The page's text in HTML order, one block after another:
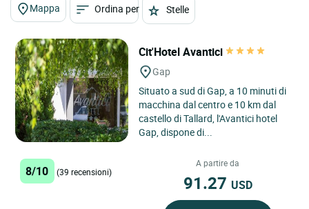
Mappa Ordina per Stelle
Cit'Hotel Avantici
Gap
Situato a sud di Gap, a 10 minuti di
macchina dal centro e 10 km dal
castello di Tallard, l'Avantici hotel
Gap, dispone di...
8/10 (39 recensioni)
A partire da
91.27 USD